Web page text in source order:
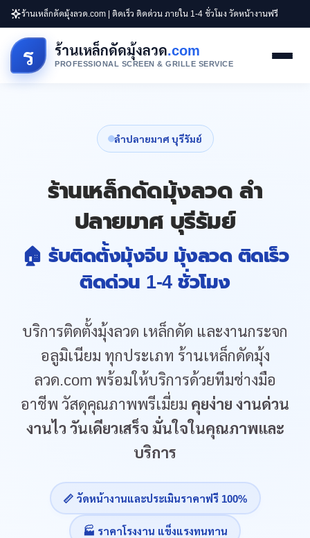
ร้านเหล็กดัดมุ้งลวด.com | ติดเร็ว ติดด่วน ภายใน 1-4 ชั่วโมง วัดหน้างานฟรี
ร ร้านเหล็กดัดมุ้งลวด.com
PROFESSIONAL SCREEN & GRILLE SERVICE
ลำปลายมาศ บุรีรัมย์
ร้านเหล็กดัดมุ้งลวด ลำ
ปลายมาศ บุรีรัมย์
🏠 รับติดตั้งมุ้งจีบ มุ้งลวด ติดเร็ว
ติดด่วน 1-4 ชั่วโมง
บริการติดตั้งมุ้งลวด เหล็กดัด และงานกระจก
อลูมิเนียม ทุกประเภท ร้านเหล็กดัดมุ้ง
ลวด.com พร้อมให้บริการด้วยทีมช่างมือ
อาชีพ วัสดุคุณภาพพรีเมี่ยม คุยง่าย งานด่วน
งานไว วันเดียวเสร็จ มั่นใจในคุณภาพและ
บริการ
📏 วัดหน้างานและประเมินราคาฟรี 100%
🏭 ราคาโรงงาน แข็งแรงทนทาน